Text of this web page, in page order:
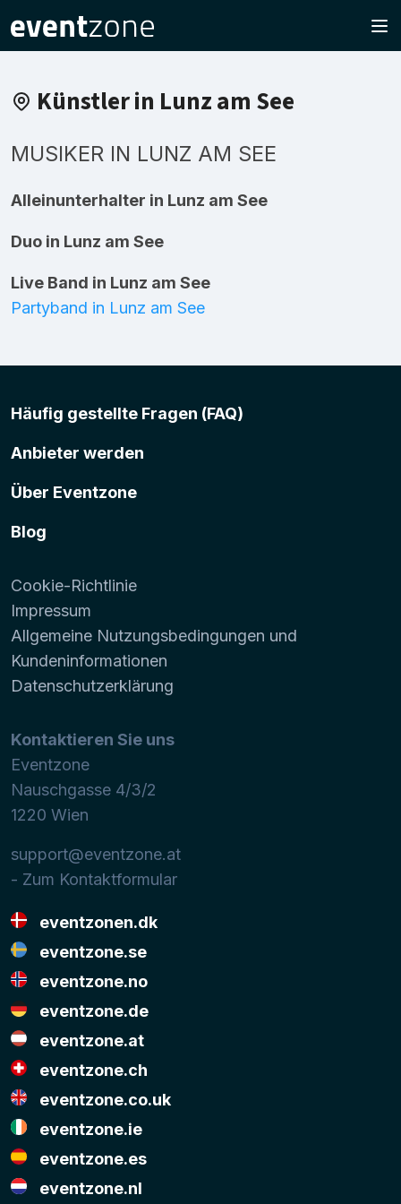
Künstler in Lunz am See
MUSIKER IN LUNZ AM SEE
Alleinunterhalter in Lunz am See
Duo in Lunz am See
Live Band in Lunz am See
Partyband in Lunz am See
Häufig gestellte Fragen (FAQ)
Anbieter werden
Über Eventzone
Blog
Cookie-Richtlinie
Impressum
Allgemeine Nutzungsbedingungen und
Kundeninformationen
Datenschutzerklärung
Kontaktieren Sie uns
Eventzone
Nauschgasse 4/3/2
1220 Wien
support@eventzone.at
- Zum Kontaktformular
eventzonen.dk
eventzone.se
eventzone.no
eventzone.de
eventzone.at
eventzone.ch
eventzone.co.uk
eventzone.ie
eventzone.es
eventzone.nl